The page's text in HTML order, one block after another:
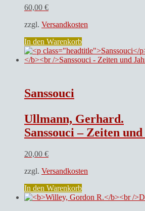
60,00 €
zzgl. Versandkosten
In den Warenkorb
Sanssouci
Ullmann, Gerhard.
Sanssouci – Zeiten
20,00 €
zzgl. Versandkosten
In den Warenkorb